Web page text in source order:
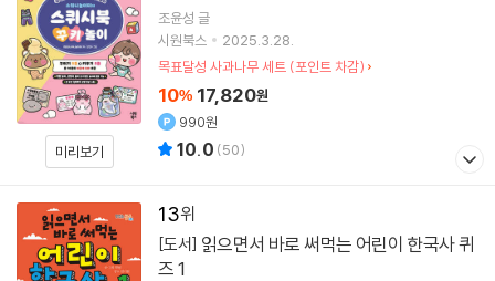
미리보기
조윤성 글
시원북스
2025.3.28.
목표달성 사과나무 세트 (포인트 차감)
10% 17,820원
990원
10.0 (50)
13
[도서]
즈 1